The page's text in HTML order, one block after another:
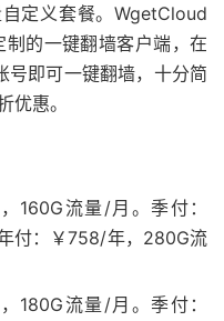
定义套餐。WgetCloud
的一键翻墙客户端，在
即可一键翻墙，十分简
优惠。
160G流量/月。季付：
付：￥758/年，280G流
180G流量/月。季付：